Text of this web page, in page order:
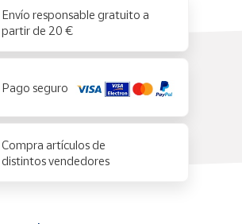
Envío responsable gratuito a
partir de 20 €
Pago seguro
Compra artículos de
distintos vendedores